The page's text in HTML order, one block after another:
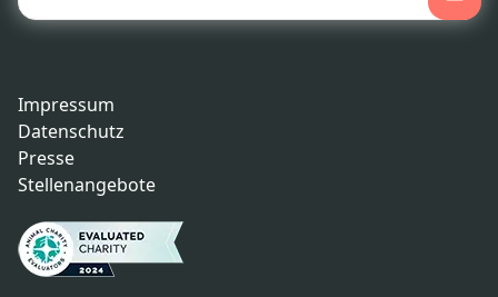
Impressum
Datenschutz
Presse
Stellenangebote